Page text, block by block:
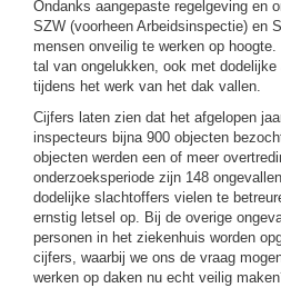
Ondanks aangepaste regelgeving en
SZW (voorheen Arbeidsinspectie) en
mensen onveilig te werken op
tal van ongelukken, ook met
tijdens het werk van het dak vallen.
Cijfers laten zien dat het afgelopen
inspecteurs bijna 900 objecten
objecten werden een of meer
onderzoeksperiode zijn 148
dodelijke slachtoffers vielen te
ernstig letsel op. Bij de overige
personen in het ziekenhuis worden
cijfers, waarbij we ons de vraag
werken op daken nu echt veilig